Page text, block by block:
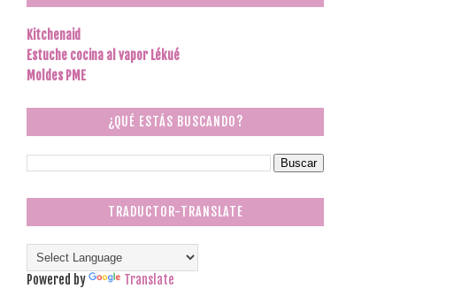
Kitchenaid
Estuche cocina al vapor Lékué
Moldes PME
¿QUÉ ESTÁS BUSCANDO?
TRADUCTOR-TRANSLATE
Powered by Translate